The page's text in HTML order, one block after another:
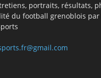
portraits, résultats,
du football grenoblois par